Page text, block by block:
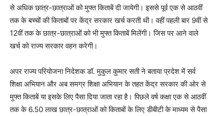
से अधिक छात्र-छात्राओं को मुफ्त किताबें दी जायेगी। इससे पूर्व एक से आठवीं
तक के बच्चों की किताबों पर केंद्र सरकार खर्च करती थी। वहीं पहली बार 9वीं से
12वीं तक के छात्र-छात्राओं को भी मुफ्त किताबें मिलेंगी। जिस पर आने वाले
खर्च को राज्य सरकार वहन करेगी।
अपर राज्य परियोजना निदेशक डॉ. मुकुल कुमार सती ने बताया प्रदेश में सर्व
शिक्षा अभियान और अब समग्र शिक्षा अभियान के तहत केंद्र सरकार की ओर से
मुफ्त किताबें या इसके लिए पैसा दिया जाता रहा है। पिछले वर्ष कक्षा एक से आठवीं
तक के 6.50 लाख छात्र-छात्राओं को किताबों के लिए डीबीटी के माध्यम से पैसा